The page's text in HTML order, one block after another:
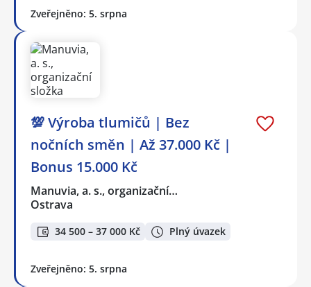
Zveřejněno: 5. srpna
💯 Výroba tlumičů | Bez
nočních směn | Až 37.000 Kč |
Bonus 15.000 Kč
Manuvia, a. s., organizační…
Ostrava
34 500 – 37 000 Kč Plný úvazek
Zveřejněno: 5. srpna